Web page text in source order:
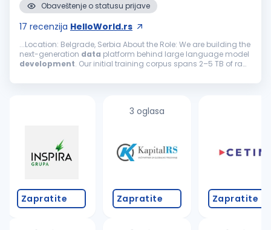
Obaveštenje o statusu prijave
17 recenzija HelloWorld.rs
...Location: Belgrade, Serbia About the Role: We are building the
next-generation data platform behind large language model
development. Our initial training corpus spans 2–5 TB of raw,
Zapratite
3 oglasa
Zapratite Zapratite